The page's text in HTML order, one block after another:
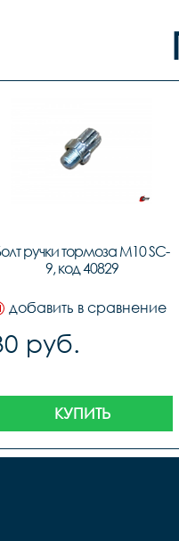
ручки тормоза M10 SC-
9, код 40829
добавить в сравнение
руб.
КУПИТЬ